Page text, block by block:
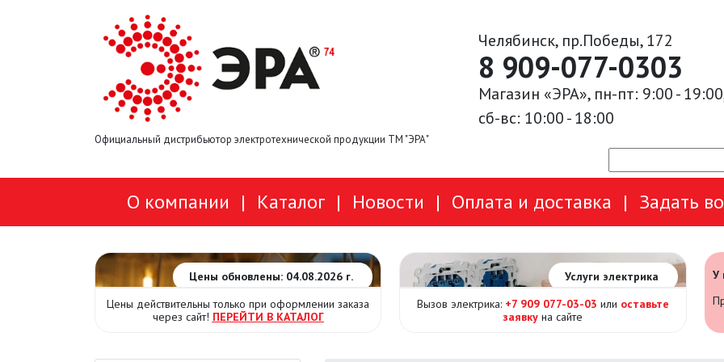
Официальный дистрибьютор электротехнической продукции ТМ "ЭРА"
Челябинск, пр.Победы, 172
8 909-077-0303
Магазин «ЭРА», пн-пт: 9:00 -
сб-вс: 10:00 - 18:00
О компании | Каталог | Новости | Оплата и доставка | Задать
Цены обновлены: 04.08.2026 г.
Цены действительны только при оформлении заказа
через сайт! ПЕРЕЙТИ В КАТАЛОГ
Услуги электрика
Вызов электрика: +7 909 077-03-03 или оставьте
заявку на сайте
У